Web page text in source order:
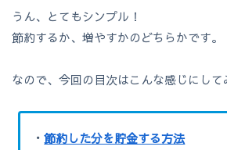
うん、とてもシンプル！
節約するか、増やすかのどちらかです。
なので、今回の目次はこんな感じにして
・節約した分を貯金する方法